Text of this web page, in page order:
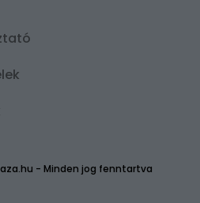
- Minden jog fenntartva